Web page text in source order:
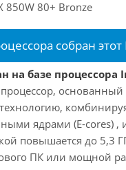
850W 80+ Bronze
собран этот
на базе процессора
основанный
ядрами (E-cores) ,
повышается до 5,3
ПК или мощной